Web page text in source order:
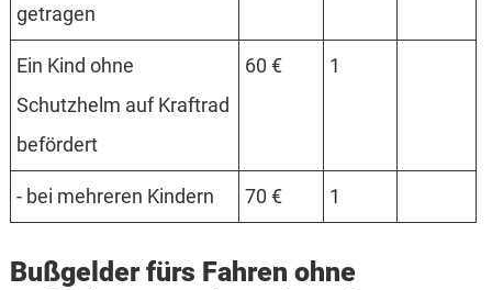
getragen
Ein Kind ohne
Schutzhelm auf Kraftrad
befördert
60 € 1
- bei mehreren Kindern 70 € 1
Bußgelder fürs Fahren ohne